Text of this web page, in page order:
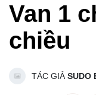
Van 1
chiều
TÁC GIẢ SUDO